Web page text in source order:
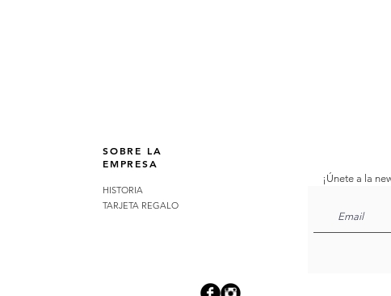
SOBRE LA
EMPRESA
HISTORIA
TARJETA REGALO
¡Únete a la